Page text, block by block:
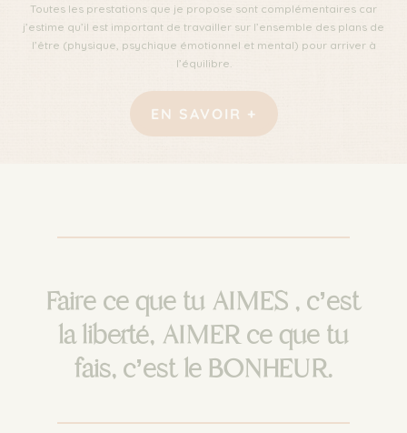
Toutes les prestations que je propose sont complémentaires car
j’estime qu’il est important de travailler sur l’ensemble des plans de
l’être (physique, psychique émotionnel et mental) pour arriver à
l’équilibre.
EN SAVOIR +
Faire ce que tu AIMES , c’est
la liberté, AIMER ce que tu
fais, c’est le BONHEUR.